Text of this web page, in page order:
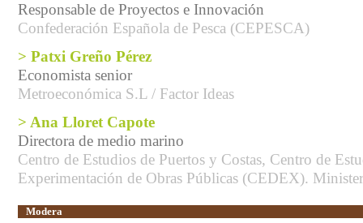
Responsable de Proyectos e Innovación
Confederación Española de Pesca (CEPESCA)
> Patxi Greño Pérez
Economista senior
Metroeconómica S.L / Factor Ideas
> Ana Lloret Capote
Directora de medio marino
Centro de Estudios de Puertos y Costas, Centro de
Experimentación de Obras Públicas (CEDEX).
Modera